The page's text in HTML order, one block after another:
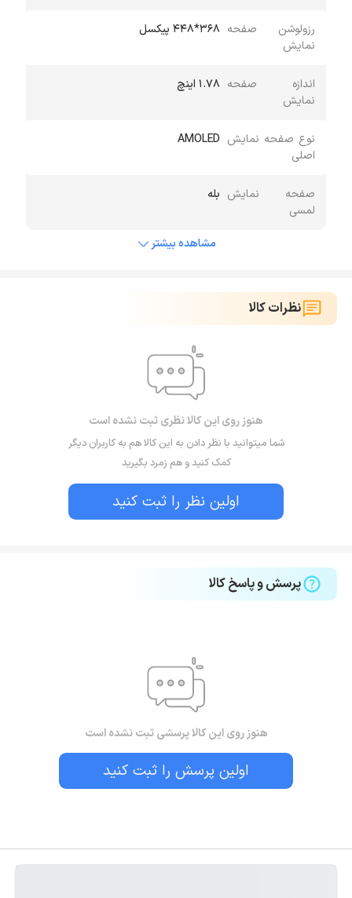
رزولوشن صفحه
نمایش
368*448 پیکسل
اندازه صفحه
نمایش
1.78 اینچ
نوع صفحه نمایش
اصلی
AMOLED
صفحه نمایش
لمسی
بله
مشاهده بیشتر
نظرات کالا
هنوز روی این کالا نظری ثبت نشده است
شما میتوانید با نظر دادن به این کالا هم به کاربران دیگر
کمک کنید و هم زمرد بگیرید
اولین نظر را ثبت کنید
پرسش و پاسخ کالا
هنوز روی این کالا پرسشی ثبت نشده است
اولین پرسش را ثبت کنید